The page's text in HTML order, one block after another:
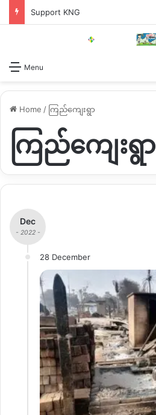
Support KNG
Menu
Home / ကြည်ကျေးရွာ
ကြည်ကျေးရွာ
Dec
- 2022 -
28 December